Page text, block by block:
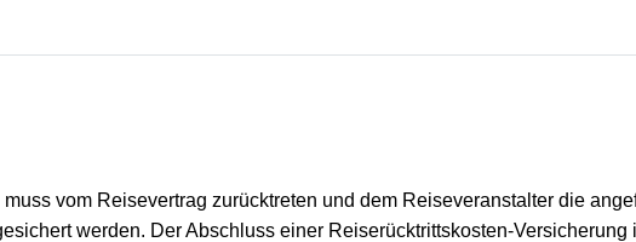
vom Reisevertrag zurücktreten und dem Reiseveranstalter die
werden. Der Abschluss einer Reiserücktrittskosten-